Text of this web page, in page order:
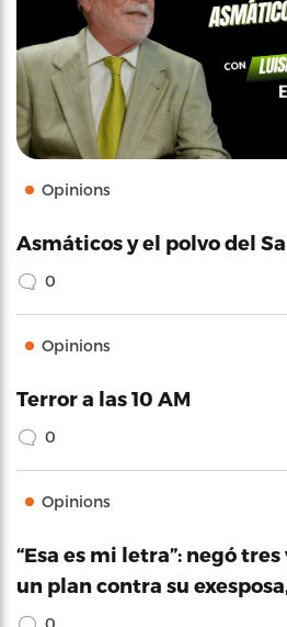
Opinions
Asmáticos y el polvo del
0
Opinions
Terror a las 10 AM
0
Opinions
“Esa es mi letra”: negó
un plan contra su